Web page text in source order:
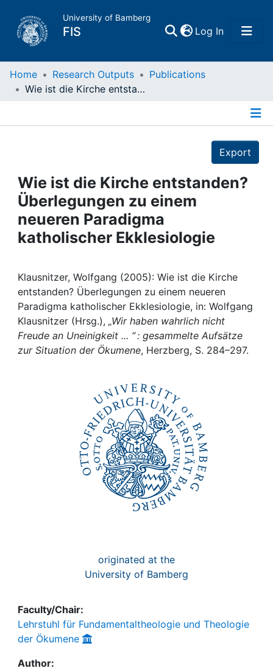
University of Bamberg
FIS Log In(current)
Home
Projects
People
Institutions
Awards
My FIS
Help
Home Research Outputs
Publications
Wie ist die Kirche entstanden? Überlegungen zu einem neueren Paradigma katholischer Ekklesiologie
Export
Wie ist die Kirche entstanden?
Überlegungen zu einem
neueren Paradigma
katholischer Ekklesiologie
Klausnitzer, Wolfgang (2005): Wie ist die Kirche
entstanden? Überlegungen zu einem neueren
Paradigma katholischer Ekklesiologie, in: Wolfgang
Klausnitzer (Hrsg.), „Wir haben wahrlich nicht
Freude an Uneinigkeit ... “ : gesammelte Aufsätze
zur Situation der Ökumene, Herzberg, S. 284–297.
originated at the
University of Bamberg
Faculty/Chair:
Lehrstuhl für Fundamentaltheologie und Theologie
der Ökumene
Author: